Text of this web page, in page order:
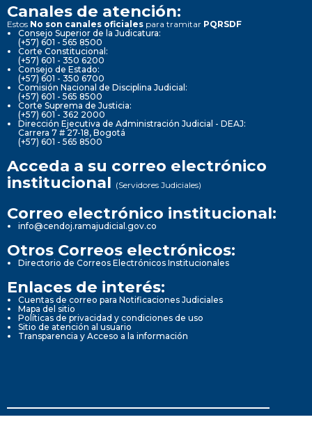
Canales de atención:
Estos No son canales oficiales para tramitar PQRSDF
Consejo Superior de la Judicatura:
(+57) 601 - 565 8500
Corte Constitucional:
(+57) 601 - 350 6200
Consejo de Estado:
(+57) 601 - 350 6700
Comisión Nacional de Disciplina Judicial:
(+57) 601 - 565 8500
Corte Suprema de Justicia:
(+57) 601 - 362 2000
Dirección Ejecutiva de Administración Judicial - DEAJ:
Carrera 7 # 27-18, Bogotá
(+57) 601 - 565 8500
Acceda a su correo electrónico
institucional (Servidores Judiciales)
Correo electrónico institucional:
info@cendoj.ramajudicial.gov.co
Otros Correos electrónicos:
Directorio de Correos Electrónicos Institucionales
Enlaces de interés:
Cuentas de correo para Notificaciones Judiciales
Mapa del sitio
Políticas de privacidad y condiciones de uso
Sitio de atención al usuario
Transparencia y Acceso a la información